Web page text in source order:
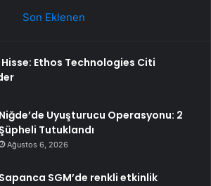
Son Eklenen
Ethos Technologies Citi
Niğde’de Uyuşturucu Operasyonu: 2
Tutuklandı
Ağustos 6, 2026
Sapanca SGM’de renkli etkinlik